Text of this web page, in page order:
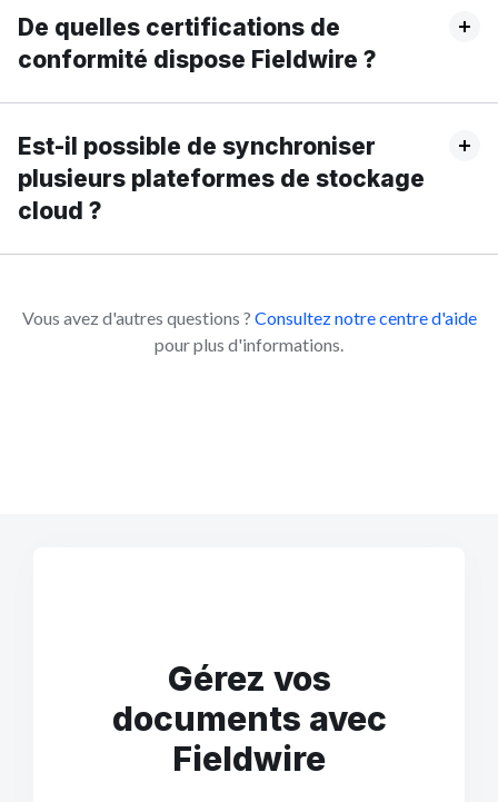
De quelles certifications de
conformité dispose Fieldwire ?
Est-il possible de synchroniser
plusieurs plateformes de stockage
cloud ?
Vous avez d'autres questions ? Consultez notre centre d'aide
pour plus d'informations.
Gérez vos
documents avec
Fieldwire